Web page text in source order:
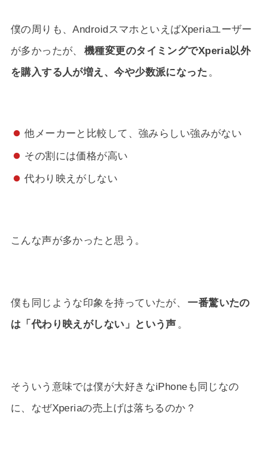
僕の周りも、AndroidスマホといえばXperiaユーザー
が多かったが、
機種変更のタイミングでXperia以外
を購入する人が増え、今や少数派になった 。
他メーカーと比較して、強みらしい強みがない
その割には価格が高い
代わり映えがしない
こんな声が多かったと思う。
僕も同じような印象を持っていたが、 一番驚いたの
は「代わり映えがしない」という声 。
そういう意味では僕が大好きなiPhoneも同じなの
に、なぜXperiaの売上げは落ちるのか？